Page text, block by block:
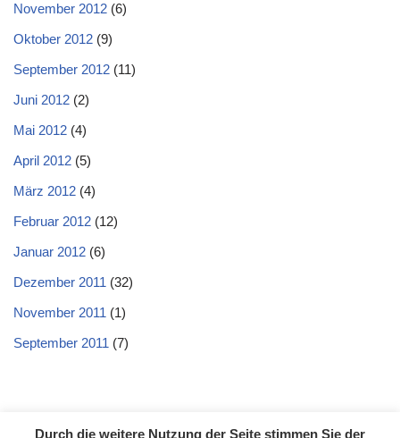
November 2012 (6)
Oktober 2012 (9)
September 2012 (11)
Juni 2012 (2)
Mai 2012 (4)
April 2012 (5)
März 2012 (4)
Februar 2012 (12)
Januar 2012 (6)
Dezember 2011 (32)
November 2011 (1)
September 2011 (7)
Durch die weitere Nutzung der Seite stimmen Sie der